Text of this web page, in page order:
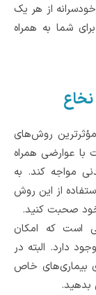
از هر یک
شما به همراه
نخاع
مؤثرترین روش‌های
با عوارضی همراه
مواجه کند. به
از این روش
صحبت کنید.
است که امکان
دارد. البته در
بیماری‌های خاص
بدهید.